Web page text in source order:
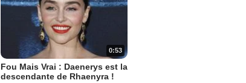
0:53
Fou Mais Vrai : Daenerys est la
descendante de Rhaenyra !